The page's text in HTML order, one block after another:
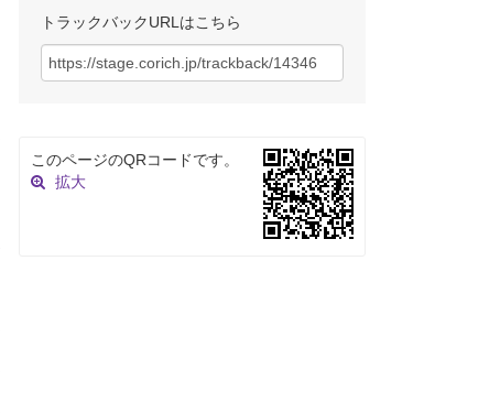
トラックバックURLはこちら
このページのQRコードです。
拡大